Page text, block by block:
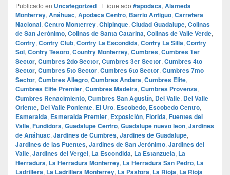
Publicado en Uncategorized | Etiquetado #apodaca, Alameda
Monterrey, Anáhuac, Apodaca Centro, Barrio Antiguo, Carretera
Nacional, Centro Monterrey, Chipinque, Ciudad Guadalupe, Colinas
de San Jerónimo, Colinas de Santa Catarina, Colinas de Valle Verde,
Contry, Contry Club, Contry La Escondida, Contry La Silla, Contry
Sol, Contry Tesoro, Country Monterrey, Cumbres, Cumbres 1er
Sector, Cumbres 2do Sector, Cumbres 3er Sector, Cumbres 4to
Sector, Cumbres 5to Sector, Cumbres 6to Sector, Cumbres 7mo
Sector, Cumbres Allegro, Cumbres Andara, Cumbres Elite,
Cumbres Elite Premier, Cumbres Madeira, Cumbres Provenza,
Cumbres Renacimiento, Cumbres San Agustín, Del Valle, Del Valle
Oriente, Del Valle Poniente, El Uro, Escobedo, Escobedo Centro,
Esmeralda, Esmeralda Premier, Exposición, Florida, Fuentes del
Valle, Fundidora, Guadalupe Centro, Guadalupe nuevo leon, Jardines
de Anáhuac, Jardines de Cumbres, Jardines de Guadalupe,
Jardines de las Puentes, Jardines de San Jerónimo, Jardines del
Valle, Jardines del Vergel, La Escondida, La Estanzuela, La
Herradura, La Herradura Monterrey, La Herradura San Pedro, La
Ladrillera, La Ladrillera Monterrey, La Pastora, La Rioja, La Rioja